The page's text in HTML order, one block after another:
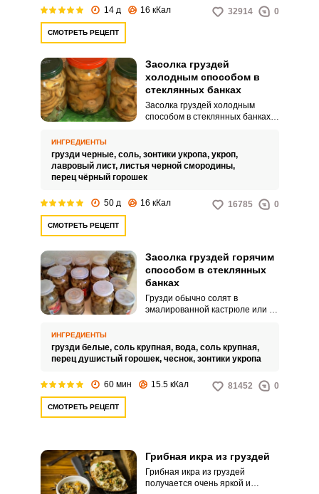
14 д 16 кКал 32914 0
СМОТРЕТЬ РЕЦЕПТ
Засолка груздей
холодным способом в
стеклянных банках
Засолка груздей холодным
способом в стеклянных банках
грибов на зиму. Грузди
получаются хрустящими и
соединяют естественный
ИНГРЕДИЕНТЫ
грузди черные, соль, зонтики укропа, укроп,
лавровый лист, листья черной смородины,
перец чёрный горошек
50 д 16 кКал 16785 0
СМОТРЕТЬ РЕЦЕПТ
Засолка груздей горячим
способом в стеклянных
банках
Грузди обычно солят в
эмалированной кастрюле или в
наличии есть у всех, кто хоть
немного интересуется
ИНГРЕДИЕНТЫ
грузди белые, соль крупная, вода, соль крупная,
перец душистый горошек, чеснок, зонтики укропа
60 мин 15.5 кКал 81452 0
СМОТРЕТЬ РЕЦЕПТ
Грибная икра из груздей
Грибная икра из груздей
получается очень яркой и